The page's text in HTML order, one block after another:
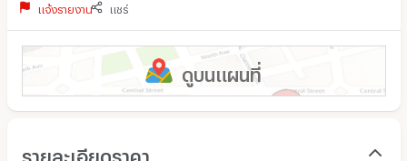
แจ้งรายงาน แชร์
ดูบนแผนที่
รายละเอียดราคา